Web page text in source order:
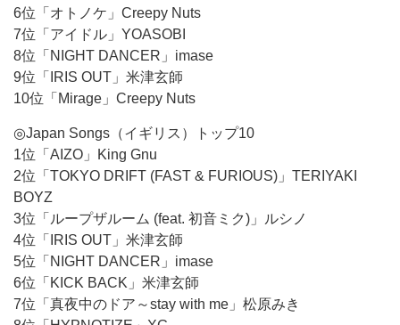
6位「オトノケ」Creepy Nuts
7位「アイドル」YOASOBI
8位「NIGHT DANCER」imase
9位「IRIS OUT」米津玄師
10位「Mirage」Creepy Nuts
◎Japan Songs（イギリス）トップ10
1位「AIZO」King Gnu
2位「TOKYO DRIFT (FAST & FURIOUS)」TERIYAKI
BOYZ
3位「ループザルーム (feat. 初音ミク)」ルシノ
4位「IRIS OUT」米津玄師
5位「NIGHT DANCER」imase
6位「KICK BACK」米津玄師
7位「真夜中のドア～stay with me」松原みき